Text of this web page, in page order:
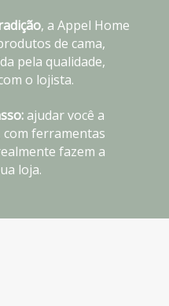
, a Appel Home
de cama,
pela qualidade,
o lojista.
ajudar você a
ferramentas
fazem a
loja.